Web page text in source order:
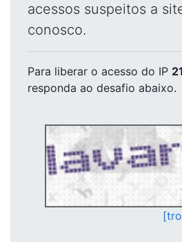
acessos suspeitos a
conosco.
Para liberar o acesso do IP
responda ao desafio abaixo.